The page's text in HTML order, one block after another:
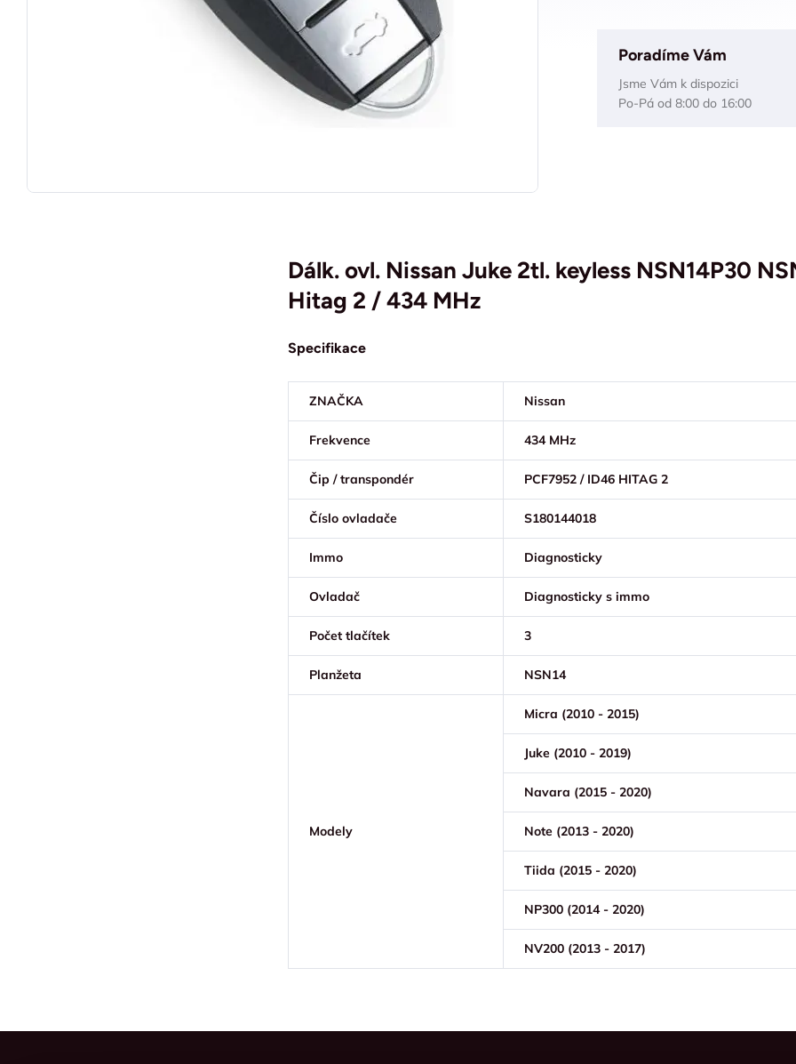
Poradíme Vám
Jsme Vám k dispozici
Po-Pá od 8:00 do 16:00
Dálk. ovl. Nissan Juke 2tl. keyless NSN14P30
Hitag 2 / 434 MHz
Specifikace
ZNAČKA Nissan
Frekvence 434 MHz
Čip / transpondér PCF7952 / ID46 HITAG 2
Číslo ovladače S180144018
Immo Diagnosticky
Ovladač Diagnosticky s immo
Počet tlačítek 3
Planžeta NSN14
Modely
Micra (2010 - 2015)
Juke (2010 - 2019)
Navara (2015 - 2020)
Note (2013 - 2020)
Tiida (2015 - 2020)
NP300 (2014 - 2020)
NV200 (2013 - 2017)